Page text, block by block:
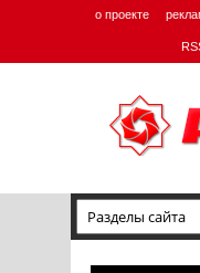
о проекте